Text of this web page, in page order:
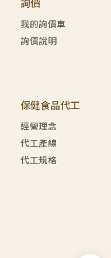
詢價
我的詢價車
詢價說明
保健食品代工
經營理念
代工產線
代工規格